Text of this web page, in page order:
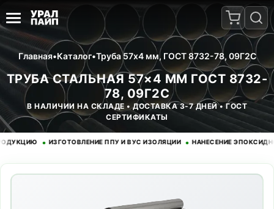
Главная•Каталог•Труба 57x4 мм, ГОСТ 8732-78, 09Г2С
ТРУБА СТАЛЬНАЯ 57×4 ММ ГОСТ 8732-
78, 09Г2С
В НАЛИЧИИ НА СКЛАДЕ • ДОСТАВКА 3-7 ДНЕЙ • ГОСТ
СЕРТИФИКАТЫ
• ИЗГОТОВЛЕНИЕ ППУ И ВУС ИЗОЛЯЦИИ • НАНЕСЕНИЕ ЭПОКСИДНОГО